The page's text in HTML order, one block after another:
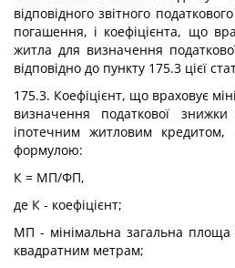
відповідного звітного
погашення, і коефіцієнта, що
житла для визначення
відповідно до пункту 175.3 цієї
175.3. Коефіцієнт, що враховує
визначення податкової
іпотечним житловим кредитом,
формулою:
К = МП/ФП,
де К - коефіцієнт;
МП - мінімальна загальна
квадратним метрам;